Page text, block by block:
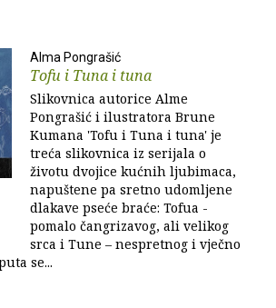
Alma Pongrašić
Tofu i Tuna i tuna
Slikovnica autorice Alme
Pongrašić i ilustratora Brune
Kumana 'Tofu i Tuna i tuna' je
treća slikovnica iz serijala o
životu dvojice kućnih ljubimaca,
napuštene pa sretno udomljene
dlakave pseće braće: Tofua -
pomalo čangrizavog, ali velikog
srca i Tune – nespretnog i vječno
se...